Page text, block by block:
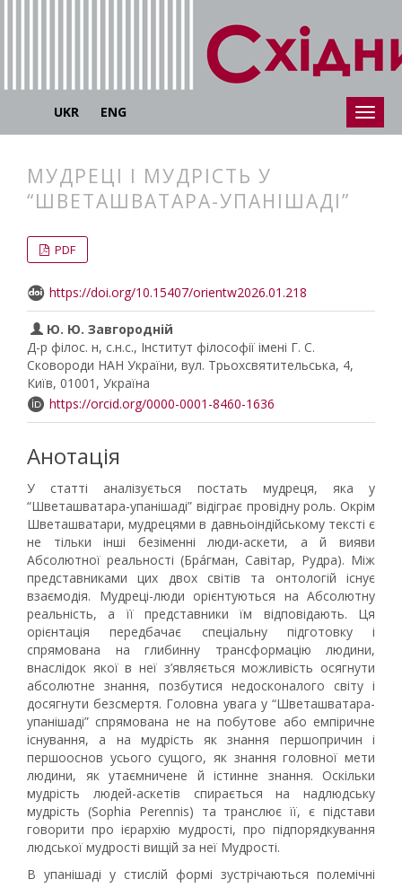
UKR ENG
МУДРЕЦІ І МУДРІСТЬ У
“ШВЕТАШВАТАРА-УПАНІШАДІ”
PDF
https://doi.org/10.15407/orientw2026.01.218
Ю. Ю. Завгородній
Д-р філос. н, с.н.с., Інститут філософії імені Г. С.
Сковороди НАН України, вул. Трьохсвятительська, 4,
Київ, 01001, Україна
https://orcid.org/0000-0001-8460-1636
Анотація
У статті аналізується постать мудреця, яка у
“Шветашватара-упанішаді” відіграє провідну роль. Окрім
Шветашватари, мудрецями в давньоіндійському тексті є
не тільки інші безіменні люди-аскети, а й вияви
Абсолютної реальності (Брáгман, Савітар, Рудра). Між
представниками цих двох світів та онтологій існує
взаємодія. Мудреці-люди орієнтуються на Абсолютну
реальність, а її представники їм відповідають. Ця
орієнтація передбачає спеціальну підготовку і
спрямована на глибинну трансформацію людини,
внаслідок якої в неї з’являється можливість осягнути
абсолютне знання, позбутися недосконалого світу і
досягнути безсмертя. Головна увага у “Шветашватара-
упанішаді” спрямована не на побутове або емпіричне
існування, а на мудрість як знання першопричин і
першооснов усього сущого, як знання головної мети
людини, як утаємничене й істинне знання. Оскільки
мудрість людей-аскетів спирається на надлюдську
мудрість (Sophia Perennis) та транслює її, є підстави
говорити про ієрархію мудрості, про підпорядкування
людської мудрості вищій за неї Мудрості.
В упанішаді у стислій формі зустрічаються полемічні